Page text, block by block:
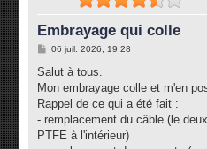
Embrayage qui colle
M
s
a
g
e
06 juil. 2026, 19:28
Salut à tous.
Mon embrayage colle et m'en
Rappel de ce qui a été fait :
- remplacement du câble (le
PTFE à l'intérieur)